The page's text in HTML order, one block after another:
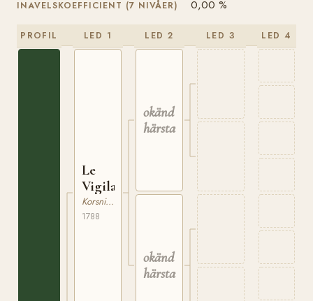
INAVELSKOEFFICIENT (7 NIVÅER) 0,00 %
PROFIL LED 1
Le
Vigilant
Korsning / Ras saknas
1788
LED 2
okänd
härstamning
okänd
härstamning
LED 3 LED 4